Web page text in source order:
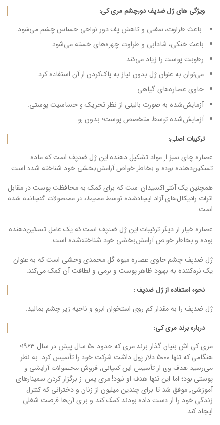
ویژگی های ژل ضدپف دورچشم مری کی:
باعث طراوت، سفتی و کاهش پف دور نواحی حساس چشم می‌شود.
باعث خنکی، شادابی و طراوت چهره‌های خسته می‌شود.
رطوبت پوست را زیاد می‌کند.
می‌توان به عنوان ژل بدون نیاز به پاک‌کردن از آن استفاده کرد.
حاوی عصاره‌های گیاهی
آزمایش‌شده به صورت بالینی از نظر تحریک و حساسیت پوستی.
آزمایش‌شده توسط متخصص پوست؛ بدون بو.
ترکیبات اصلی:
عصاره چای سبز از مواد تشکیل دهنده این ژل ضدپف است که ماده
تسکین‌دهنده بوده و بخاطر خواص آرامش‌بخشی خود شناخته ‌شده است.
همچنین یک آنتی‌اکسیدان است که برای کمک به محافظت پوست در مقابل
اثرات رادیکال‌های آزاد ایجادشده توسط محیط، در محصولات گنجانده شده
‌است.
عصاره خیار از دیگر ترکیبات این ژل ضدپف است که یک عامل تسکین‌دهنده
بوده و بخاطر خواص آرامش‌بخشی خود شناخته‌شده است.
ژل ضدپف چشم حاوی عصاره میوه گل محمدی وحشی است که به عنوان
یک نرم‌کننده به بهبود ظاهر پوست و نرمی و لطافت آن کمک می‌‌کند.
نحوه استفاده از ژل ضدپف :
ژل ضدپف را به مقدار کم روی استخوان ابرو و ناحیه زیر چشم بمالید.
دربارهبرند مری کی:
مری کی اش بنیان گذار برند مری که حدود ۵۰ سال پیش در سال ۱۹۶۳؛
هنگامی که تنها ۵۰۰۰ دلار پول داشت شرکت خود را تأسیس کرد. به نظر
می‌رسید هدف وی از تأسیس این کمپانی٬ فروش محصولات آرایشی و
پوستی بود؛ اما این تنها هدف او نبود! مری پس از برگزار کردن سمینار‌های
آموزشی٬ موفق شد تا برای چندین میلیون از زنان و دخترانی که کنترل
زندگی خود را از دست داده بودند کمک کند و برای آن‌ها فرصت شغلی
ایجاد کند.